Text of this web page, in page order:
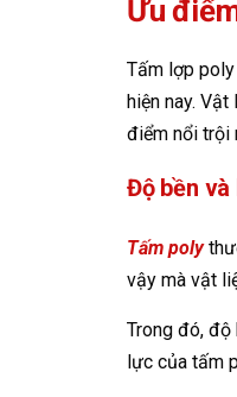
Ưu
Tấm lợp
hiện nay.
điểm nổi trội
Độ bền
Tấm poly
vậy mà vật
Trong đó, độ
lực của tấm